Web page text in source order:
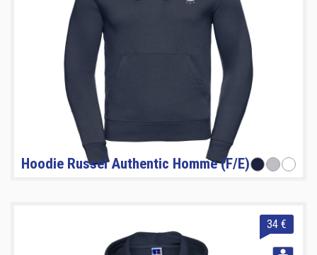
Hoodie Russel Authentic Homme (F/E)
34 €